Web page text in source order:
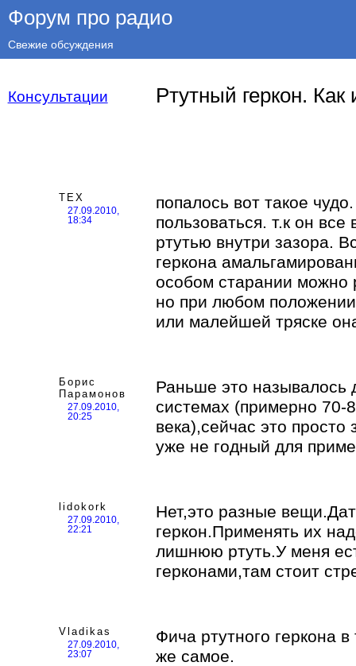
Форум про радио
Свежие обсуждения
Консультации Ртутный геркон. Как
TEX
27.09.2010,
18:34
попалось вот такое
пользоваться. т.к он
ртутью внутри зазора.
геркона
особом старании можно
но при любом
или малейшей тряске
Борис
Парамонов
27.09.2010,
20:25
Раньше это называлось
системах (примерно 70-
века),сейчас это
уже не годный для
lidokork
27.09.2010,
22:21
Нет,это разные
геркон.Применять их
лишнюю ртуть.У меня
герконами,там стоит
Vladikas
27.09.2010,
23:07
Фича ртутного геркона
же самое.